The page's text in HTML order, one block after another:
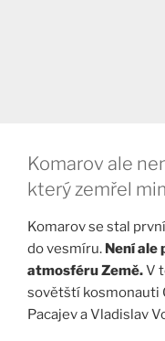
Komarov ale
který zemřel
Komarov se stal
do vesmíru. Není ale
atmosféru Země.V
sovětští kosmonauti
Pacajev a Vladislav